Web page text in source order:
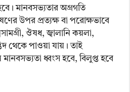
মানবসভ্যতার অগ্রগতি
উপর প্রত্যক্ষ বা পরোক্ষভাবে
ঔষধ, জ্বালানি কয়লা,
থেকে পাওয়া যায়। তাই
ধ্বংস হবে, বিলুপ্ত হবে